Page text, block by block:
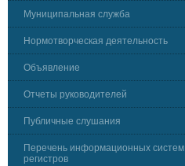
Муниципальная служба
Нормотворческая деятельность
Объявление
Отчеты руководителей
Публичные слушания
Перечень информационных
регистров